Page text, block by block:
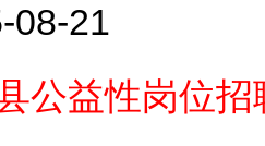
08-21
公益性岗位